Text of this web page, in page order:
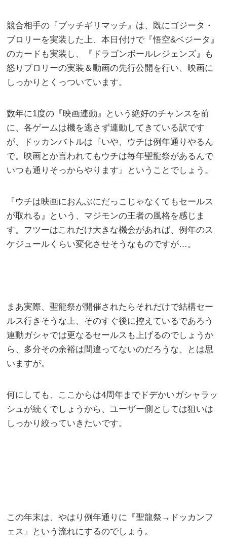
競合相手の『ブッチギリマッチ』は、既にゴジータ・
ブロリーを実装した上、本日付けで『悟空&ベジータ』
のカードも実装し、『ドラゴンボールレジェンズ』も
怒りブロリーの実装＆動画の先行公開を行い、映画に
しっかりとくっついています。
数年に1度の『映画連動』という絶好のチャンスを前
に、各ゲームは機を逃さず連動してきている訳です
が、ドッカンバトルは『いや、ウチは例年通りやるん
で。映画とか言われてもウチは毎年聖龍祭があるんで
いつも通りそっからやります』ということでしょう。
『ウチは映画におんぶにだっこじゃなくてもセールス
が取れる』という、マジモンの王者の風格を感じま
す。フツーはこれだけ大きな機会があれば、例年のス
ケジュールくらい変化させそうなものですが…。
まあ実際、聖龍祭が開催されたらそれだけで結構セー
ルス行きそうな上、そのすぐ後に控えているであろう
連動ガシャでは更なるセールスも上げるのでしょうか
ら、多分その余裕は間違ってないのだろうな、とは思
いますが。
何にしても、ここからは4周年までドデかいガシャラッ
シュが続くでしょうから、ユーザー側としては狙いは
しっかり絞っていきたいです。
この年末は、やはり例年通りに『聖龍祭→ドッカンフ
ェス』という流れにするのでしょう。